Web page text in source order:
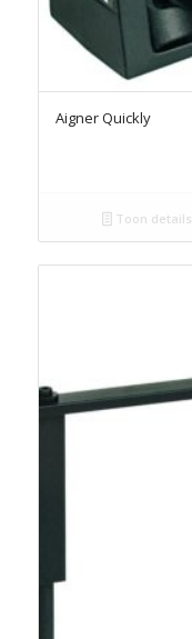
Aigner Quickly
Toon details